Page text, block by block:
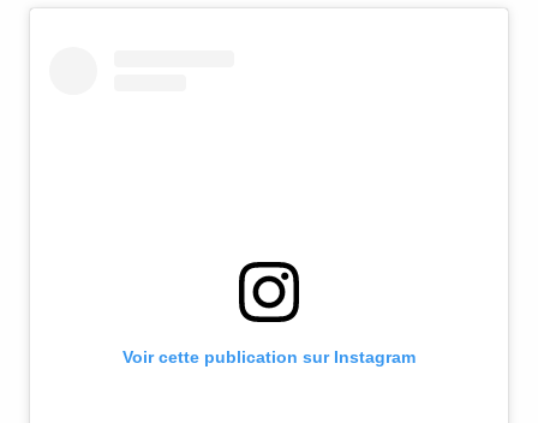
Voir cette publication sur Instagram